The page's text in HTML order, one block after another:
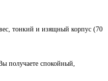
тонкий и изящный корпус (70
получаете спокойный,